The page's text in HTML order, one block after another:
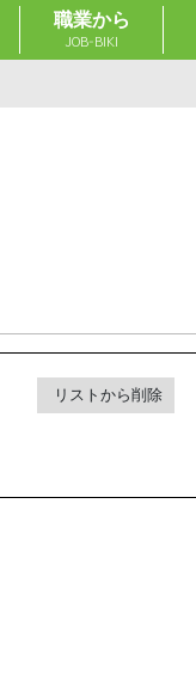
職業から
JOB-BIKI
リストから削除